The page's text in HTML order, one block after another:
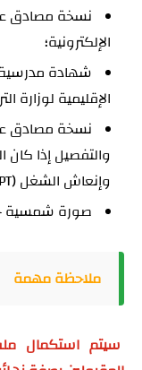
نسخة مصادق
الإلكترونية؛
شهادة
الإقليمية لوزارة
نسخة مصادق
والتفصيل إذا
وإنعاش الشغل (OFPPT) أو مركز خاص؛
صورة شمسية
ملاحظة مهمة
سيتم استكمال